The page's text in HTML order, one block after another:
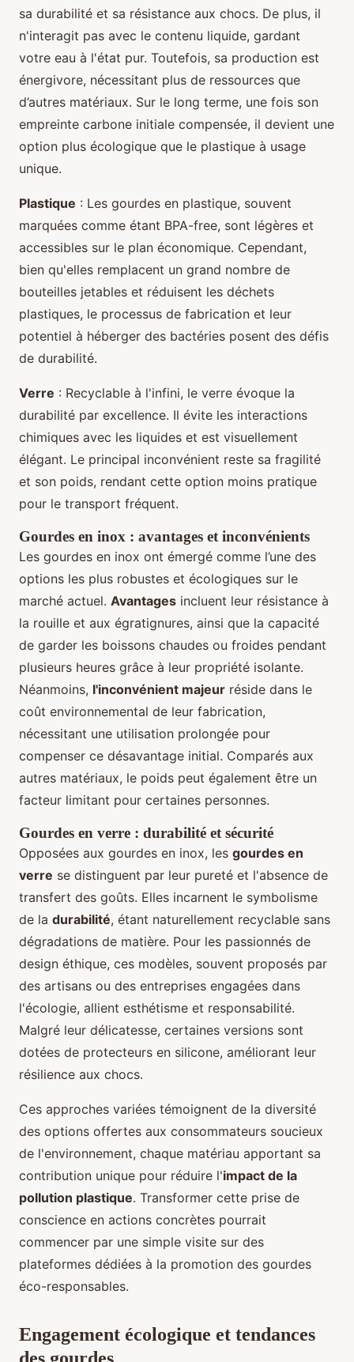
sa durabilité et sa résistance aux chocs. De plus, il
n'interagit pas avec le contenu liquide, gardant
votre eau à l'état pur. Toutefois, sa production est
énergivore, nécessitant plus de ressources que
d’autres matériaux. Sur le long terme, une fois son
empreinte carbone initiale compensée, il devient une
option plus écologique que le plastique à usage
unique.
Plastique : Les gourdes en plastique, souvent
marquées comme étant BPA-free, sont légères et
accessibles sur le plan économique. Cependant,
bien qu'elles remplacent un grand nombre de
bouteilles jetables et réduisent les déchets
plastiques, le processus de fabrication et leur
potentiel à héberger des bactéries posent des défis
de durabilité.
Verre : Recyclable à l'infini, le verre évoque la
durabilité par excellence. Il évite les interactions
chimiques avec les liquides et est visuellement
élégant. Le principal inconvénient reste sa fragilité
et son poids, rendant cette option moins pratique
pour le transport fréquent.
Gourdes en inox : avantages et inconvénients
Les gourdes en inox ont émergé comme l’une des
options les plus robustes et écologiques sur le
marché actuel. Avantages incluent leur résistance à
la rouille et aux égratignures, ainsi que la capacité
de garder les boissons chaudes ou froides pendant
plusieurs heures grâce à leur propriété isolante.
Néanmoins, l'inconvénient majeur réside dans le
coût environnemental de leur fabrication,
nécessitant une utilisation prolongée pour
compenser ce désavantage initial. Comparés aux
autres matériaux, le poids peut également être un
facteur limitant pour certaines personnes.
Gourdes en verre : durabilité et sécurité
Opposées aux gourdes en inox, les gourdes en
verre se distinguent par leur pureté et l'absence de
transfert des goûts. Elles incarnent le symbolisme
de la durabilité, étant naturellement recyclable sans
dégradations de matière. Pour les passionnés de
design éthique, ces modèles, souvent proposés par
des artisans ou des entreprises engagées dans
l'écologie, allient esthétisme et responsabilité.
Malgré leur délicatesse, certaines versions sont
dotées de protecteurs en silicone, améliorant leur
résilience aux chocs.
Ces approches variées témoignent de la diversité
des options offertes aux consommateurs soucieux
de l'environnement, chaque matériau apportant sa
contribution unique pour réduire l'impact de la
pollution plastique. Transformer cette prise de
conscience en actions concrètes pourrait
commencer par une simple visite sur des
plateformes dédiées à la promotion des gourdes
éco-responsables.
Engagement écologique et tendances
des gourdes